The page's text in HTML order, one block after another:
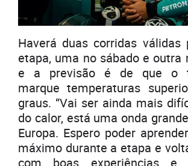
Haverá duas corridas válidas
etapa, uma no sábado e outra
e a previsão é de que o
marque temperaturas
graus. “Vai ser ainda mais
do calor, está uma onda
Europa. Espero poder
máximo durante a etapa e
com boas experiências e